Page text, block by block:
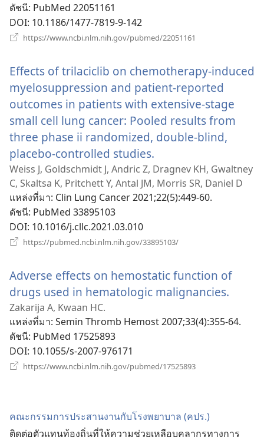
ดัชนี‎: PubMed 22051161
DOI‎: 10.1186/1477-7819-9-142
https://www.ncbi.nlm.nih.gov/pubmed/22051161
Effects of trilaciclib on chemotherapy-induced
myelosuppression and patient-reported
outcomes in patients with extensive-stage
small cell lung cancer: Pooled results from
three phase ii randomized, double-blind,
placebo-controlled studies.
หน้าต่าง
ใหม่)
Weiss J, Goldschmidt J, Andric Z, Dragnev KH, Gwaltney
C, Skaltsa K, Pritchett Y, Antal JM, Morris SR, Daniel D
แหล่งที่มา‎: Clin Lung Cancer 2021;22(5):449-60.
ดัชนี‎: PubMed 33895103
DOI‎: 10.1016/j.cllc.2021.03.010
https://pubmed.ncbi.nlm.nih.gov/33895103/
Adverse effects on hemostatic function of
drugs used in hematologic malignancies.
ใหม่)
Zakarija A, Kwaan HC.
แหล่งที่มา‎: Semin Thromb Hemost 2007;33(4):355-64.
ดัชนี‎: PubMed 17525893
DOI‎: 10.1055/s-2007-976171
https://www.ncbi.nlm.nih.gov/pubmed/17525893
คณะ​กรรมการ​ประสาน​งาน​กับ​โรง​พยาบาล (คปร.)
ติด​ต่อ​ตัว​แทน​ท้องถิ่น​ที่​ให้​ความ​ช่วยเหลือ​บุคลากร​ทาง​การ​